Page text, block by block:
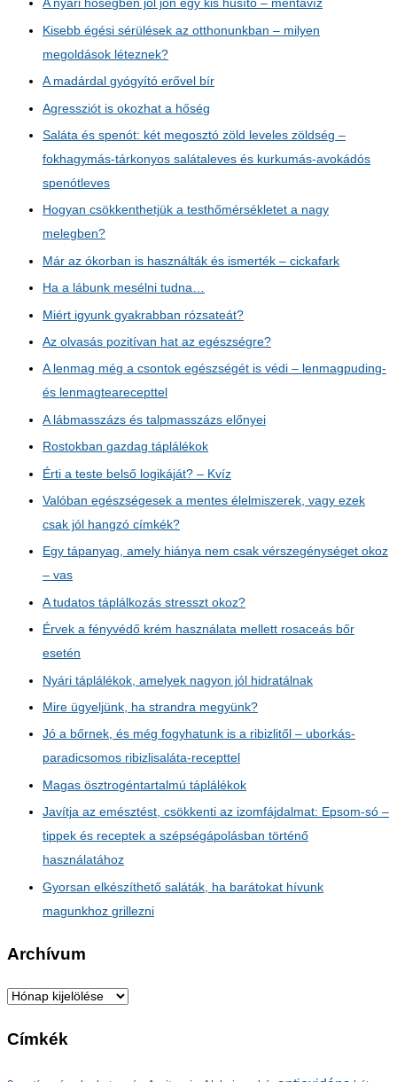
A nyári hőségben jól jön egy kis hűsítő – mentavíz
Kisebb égési sérülések az otthonunkban – milyen
megoldások léteznek?
A madárdal gyógyító erővel bír
Agressziót is okozhat a hőség
Saláta és spenót: két megosztó zöld leveles zöldség –
fokhagymás-tárkonyos salátaleves és kurkumás-avokádós
spenótleves
Hogyan csökkenthetjük a testhőmérsékletet a nagy
melegben?
Már az ókorban is használták és ismerték – cickafark
Ha a lábunk mesélni tudna…
Miért igyunk gyakrabban rózsateát?
Az olvasás pozitívan hat az egészségre?
A lenmag még a csontok egészségét is védi – lenmagpuding-
és lenmagtearecepttel
A lábmasszázs és talpmasszázs előnyei
Rostokban gazdag táplálékok
Érti a teste belső logikáját? – Kvíz
Valóban egészségesek a mentes élelmiszerek, vagy ezek
csak jól hangzó címkék?
Egy tápanyag, amely hiánya nem csak vérszegénységet okoz
– vas
A tudatos táplálkozás stresszt okoz?
Érvek a fényvédő krém használata mellett rosaceás bőr
esetén
Nyári táplálékok, amelyek nagyon jól hidratálnak
Mire ügyeljünk, ha strandra megyünk?
Jó a bőrnek, és még fogyhatunk is a ribizlitől – uborkás-
paradicsomos ribizlisaláta-recepttel
Magas ösztrogéntartalmú táplálékok
Javítja az emésztést, csökkenti az izomfájdalmat: Epsom-só –
tippek és receptek a szépségápolásban történő
használatához
Gyorsan elkészíthető saláták, ha barátokat hívunk
magunkhoz grillezni
Archívum
A
c
Címkék